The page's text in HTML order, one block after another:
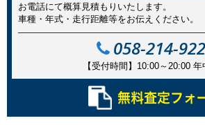
お電話にて概算見積もりいたします。
車種・年式・走行距離等をお伝えください。
058-214-
【受付時間】10:00～20:00 年
無料査定フォ